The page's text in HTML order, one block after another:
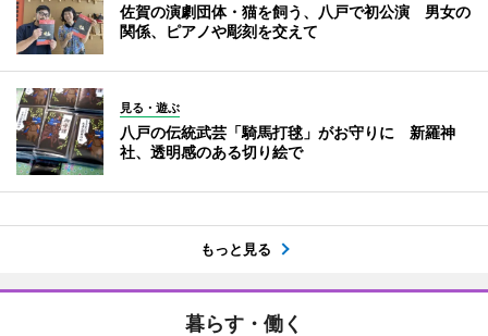
佐賀の演劇団体・猫を飼う、八戸で初公演 男女の
関係、ピアノや彫刻を交えて
見る・遊ぶ
八戸の伝統武芸「騎馬打毬」がお守りに 新羅神
社、透明感のある切り絵で
もっと見る
暮らす・働く